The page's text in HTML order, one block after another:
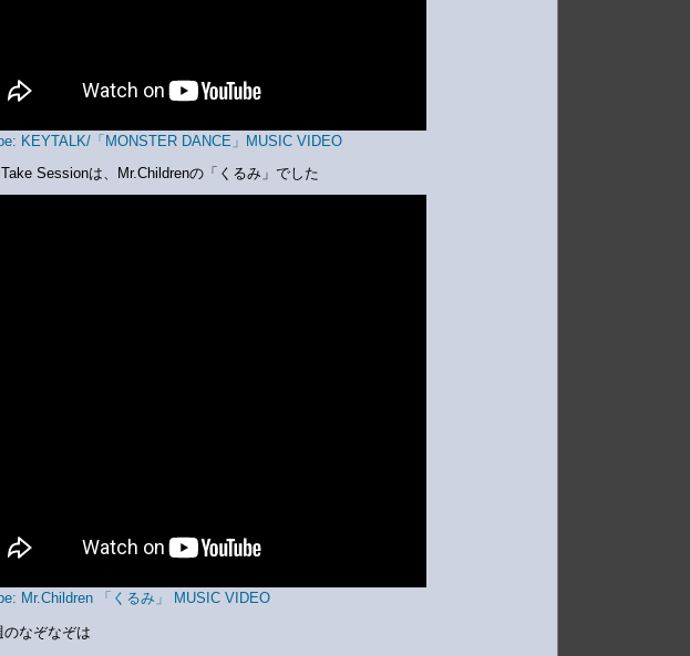
KEYTALK/「MONSTER DANCE」MUSIC VIDEO
Take Sessionは、Mr.Childrenの「くるみ」でした
Mr.Children 「くるみ」 MUSIC VIDEO
のなぞなぞは